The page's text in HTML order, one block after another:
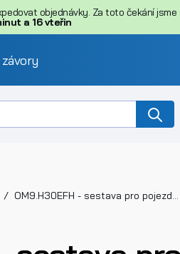
objednávky. Za toto čekání jsme
a 15 vteřin
OM9.H30EFH - sestava pro pojezdovou bránu